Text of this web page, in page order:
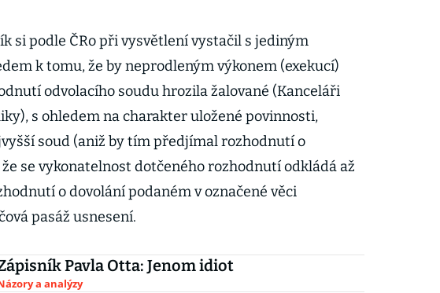
si podle ČRo při vysvětlení vystačil s jediným
k tomu, že by neprodleným výkonem (exekucí)
odvolacího soudu hrozila žalované (Kanceláři
s ohledem na charakter uložené povinnosti,
soud (aniž by tím předjímal rozhodnutí o
se vykonatelnost dotčeného rozhodnutí odkládá až
o dovolání podaném v označené věci
pasáž usnesení.
Pavla Otta: Jenom idiot
a analýzy